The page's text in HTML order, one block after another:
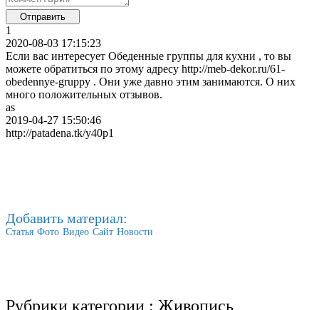
1
2020-08-03 17:15:23
Если вас интересует Обеденные группы для кухни , то вы
можете обратиться по этому адресу http://meb-dekor.ru/61-
obedennye-gruppy . Они уже давно этим занимаются. О них
много положительных отзывов.
as
2019-04-27 15:50:46
http://patadena.tk/y40p1
Добавить материал:
Статья Фото Видео Сайт Новости
Рубрики категории : Живопись